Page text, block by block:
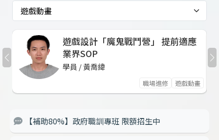
遊戲設計「魔鬼戰鬥營」 提前適應
業界SOP
學員 / 黃喬緯
職場進修 遊戲動畫
【補助80%】政府職訓專班 限額招生中